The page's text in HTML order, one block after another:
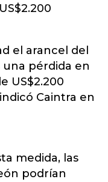
el arancel del
pérdida en
US$2.200
Caintra en
medida, las
podrían